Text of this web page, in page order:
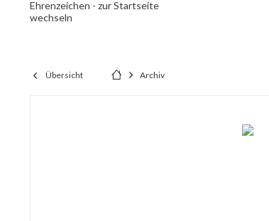
Übersicht Archiv